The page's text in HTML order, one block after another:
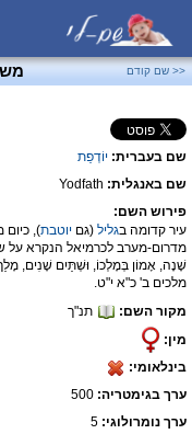
<< שם קודם
שם בעברית: יוֹדְפַת
שם באנגלית: Yodfath
פירוש השם:
עיר קדומה בגליל (גם יוטבת), כיום
מדרום-מערב לכרמיאל הנקרא על
שָׁנָה, אָמוֹן בְּמָלְכוֹ, וּשְׁתַּיִם שָׁנִים,
מלכים ב' כ"א י"ט.
מקור השם:
תנ"ך
מין:
בינלאומי:
ערך בגימטריה:
ערך נומרולוגי: 5